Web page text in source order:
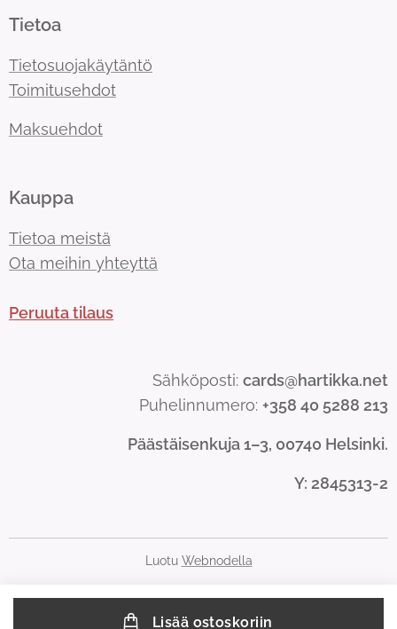
Lisää ostoskoriin
Tietoa
Tietosuojakäytäntö
Toimitusehdot
Maksuehdot
Kauppa
Tietoa meistä
Ota meihin yhteyttä
Peruuta tilaus
Sähköposti: cards@hartikka.net
Puhelinnumero: +358 40 5288 213
Päästäisenkuja 1–3, 00740 Helsinki.
Y: 2845313-2
Luotu Webnodella